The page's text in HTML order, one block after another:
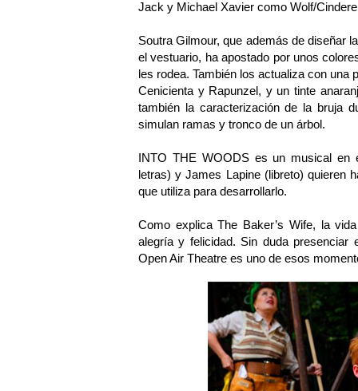
Jack y Michael Xavier como Wolf/
Soutra Gilmour, que además de diseñar
el vestuario, ha apostado por unos
les rodea. También los actualiza con
Cenicienta y Rapunzel, y un tinte
también la caracterización de la bruja
simulan ramas y tronco de un árbol.
INTO THE WOODS es un musical en
letras) y James Lapine (libreto) quieren
que utiliza para desarrollarlo.
Como explica The Baker’s Wife, la
alegría y felicidad. Sin duda
Open Air Theatre es uno de esos